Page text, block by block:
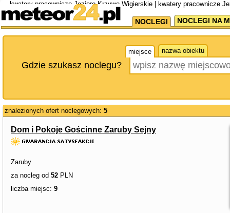
kwatery pracownicze Jezioro Krzywe Wigierskie | kwatery pracownicze
NOCLEGI NOCLEGI NA
miejsce nazwa obiektu
Gdzie szukasz noclegu?
znalezionych ofert noclegowych: 5
Dom i Pokoje Gościnne Zaruby Sejny
Zaruby
za nocleg od 52 PLN
liczba miejsc: 9